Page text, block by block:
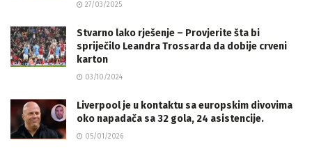
27/03/2025
Stvarno lako rješenje – Provjerite šta bi
spriječilo Leandra Trossarda da dobije crveni
karton
03/10/2024
Liverpool je u kontaktu sa europskim divovima
oko napadača sa 32 gola, 24 asistencije.
05/01/2026